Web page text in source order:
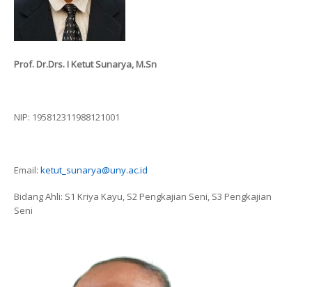
Prof. Dr.Drs. I Ketut Sunarya, M.Sn
NIP: 195812311988121001
Email: ketut_sunarya@uny.ac.id
Bidang Ahli: S1 Kriya Kayu, S2 Pengkajian Seni, S3 Pengkajian
Seni